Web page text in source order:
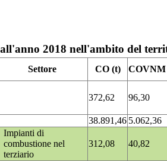
2018 nell'ambito del
Settore CO (t)
COVNM
372,62 96,30
38.891,46 5.062,36
Impianti di
combustione nel
terziario
312,08 40,82